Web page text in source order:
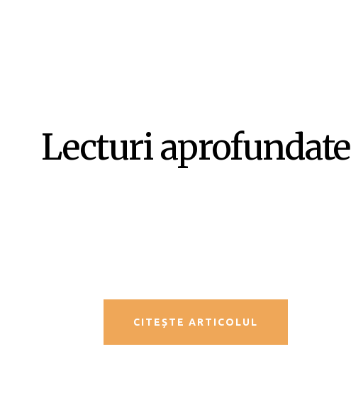
Lecturi aprofundate
CITEȘTE ARTICOLUL